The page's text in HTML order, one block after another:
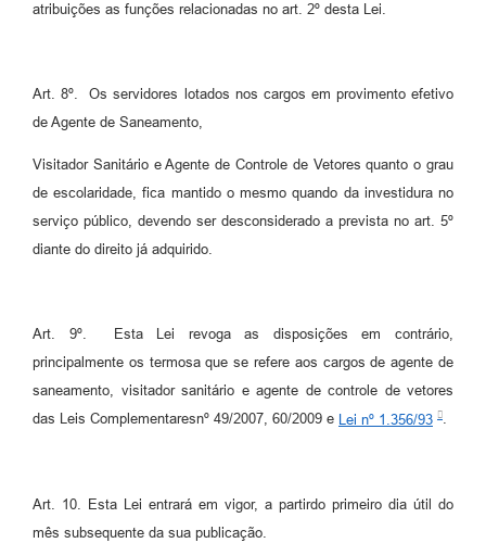
atribuições as funções relacionadas no art. 2º desta Lei.
Art. 8º. Os servidores lotados nos cargos em provimento efetivo
de Agente de Saneamento,
Visitador Sanitário e Agente de Controle de Vetores quanto o grau
de escolaridade, fica mantido o mesmo quando da investidura no
serviço público, devendo ser desconsiderado a prevista no art. 5º
diante do direito já adquirido.
Art. 9º. Esta Lei revoga as disposições em contrário,
principalmente os termosa que se refere aos cargos de agente de
saneamento, visitador sanitário e agente de controle de vetores
das Leis Complementaresnº 49/2007, 60/2009 e Lei nº 1.356/93 .
Art. 10. Esta Lei entrará em vigor, a partirdo primeiro dia útil do
mês subsequente da sua publicação.